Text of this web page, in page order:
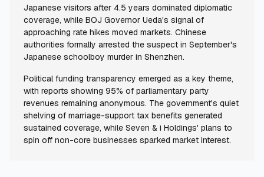
Japanese visitors after 4.5 years dominated diplomatic
coverage, while BOJ Governor Ueda's signal of
approaching rate hikes moved markets. Chinese
authorities formally arrested the suspect in September's
Japanese schoolboy murder in Shenzhen.
Political funding transparency emerged as a key theme,
with reports showing 95% of parliamentary party
revenues remaining anonymous. The government's quiet
shelving of marriage-support tax benefits generated
sustained coverage, while Seven & i Holdings' plans to
spin off non-core businesses sparked market interest.